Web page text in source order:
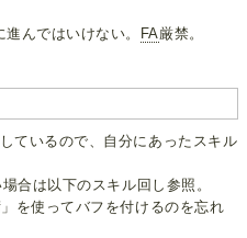
んではいけない。 FA厳禁。
しているので、自分にあったスキル
合は以下のスキル回し参照。
を使ってバフを付けるのを忘れ